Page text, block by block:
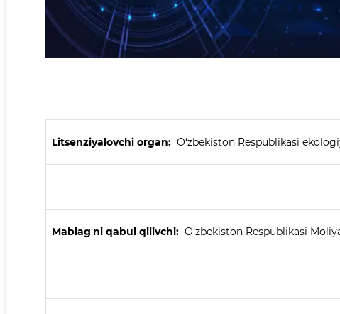
Litsenziyalovchi organ: O‘zbekiston Respublikasi
Mablag‘ni qabul qilivchi: O‘zbekiston Respublikasi